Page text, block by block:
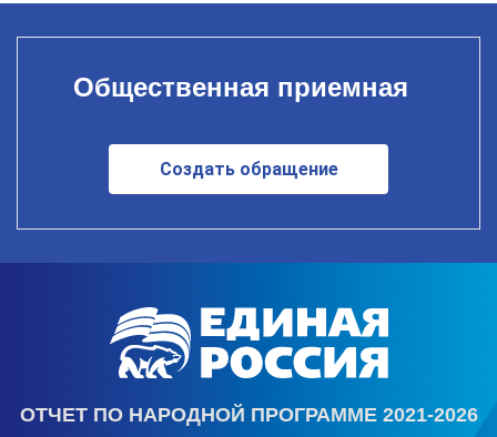
Общественная приемная
Создать обращение
ОТЧЕТ ПО НАРОДНОЙ ПРОГРАММЕ 2021-2026